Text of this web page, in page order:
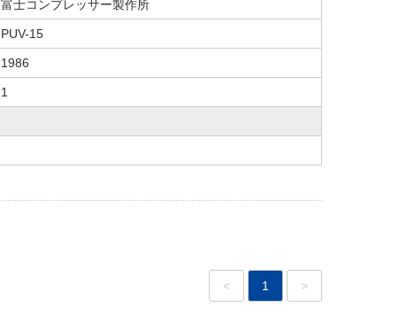
富士コンプレッサー製作所
PUV-15
1986
1
< 1 >